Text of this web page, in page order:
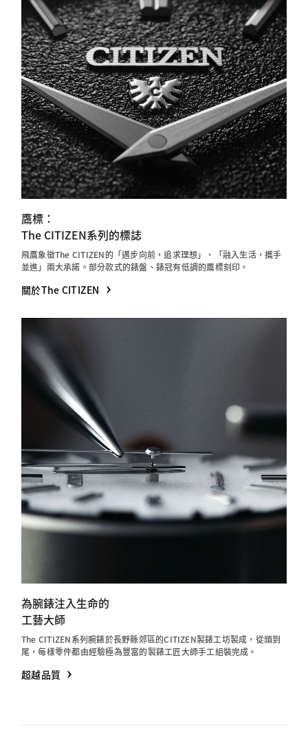
鷹標：
The CITIZEN系列的標誌
飛鷹象徵The CITIZEN的「邁步向前，追求理想」、「融入生活，攜手
並進」兩大承諾。部分款式的錶盤、錶冠有低調的鷹標刻印。
關於The CITIZEN
為腕錶注入生命的
工藝大師
The CITIZEN系列腕錶於長野縣郊區的CITIZEN製錶工坊製成，從頭到
尾，每樣零件都由經驗極為豐富的製錶工匠大師手工組裝完成。
超越品質